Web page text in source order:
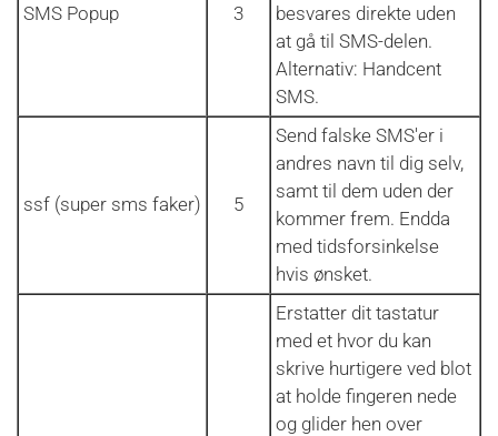
SMS Popup 3
besvares direkte uden
at gå til SMS-delen.
Alternativ: Handcent
SMS.
ssf (super sms faker) 5
Send falske SMS'er i
andres navn til dig selv,
samt til dem uden der
kommer frem. Endda
med tidsforsinkelse
hvis ønsket.
Erstatter dit tastatur
med et hvor du kan
skrive hurtigere ved blot
at holde fingeren nede
og glider hen over